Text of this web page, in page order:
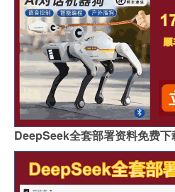
DeepSeek全套部署资料免费下